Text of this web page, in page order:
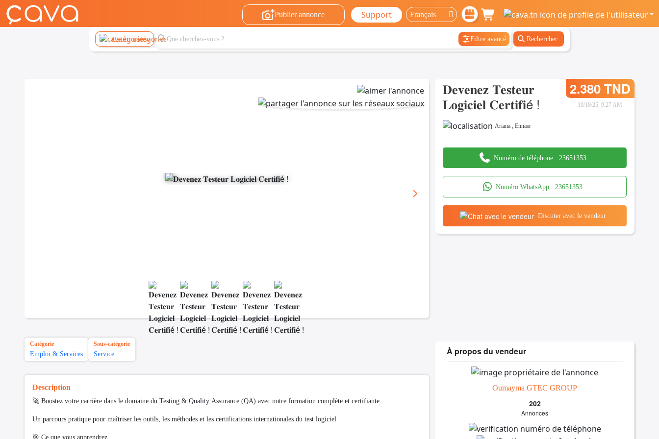
Publier annonce Support
Catégories Filtre avancé Rechercher
𝐃𝐞𝐯𝐞𝐧𝐞𝐳 𝐓𝐞𝐬𝐭𝐞𝐮𝐫
𝐋𝐨𝐠𝐢𝐜𝐢𝐞𝐥 𝐂𝐞𝐫𝐭𝐢𝐟𝐢é !
2.380 TND
10/18/25, 9:27 AM
Ariana ,Ennasr
Numéro de téléphone : 23651353
Numéro WhatsApp : 23651353
Discuter avec le vendeur
Catégorie
Emploi & Services
Sous-catégorie
Service
Description
🚀 Boostez votre carrière dans le domaine du Testing & Quality Assurance (QA) avec notre formation complète et certifiante.
Un parcours pratique pour maîtriser les outils, les méthodes et les certifications internationales du test logiciel.
🎯 Ce que vous apprendrez
À propos du vendeur
Oumayma GTEC GROUP
202
Annonces